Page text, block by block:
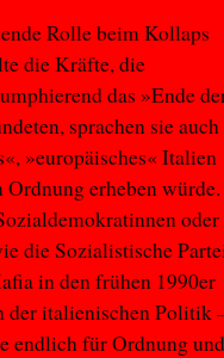
Rolle beim Kollaps
die Kräfte, die
das »Ende
sprachen sie auch
»europäisches« Italien
Ordnung erheben würde.
oder
die Sozialistische
in den frühen 1990er
der italienischen Politik
endlich für Ordnung und